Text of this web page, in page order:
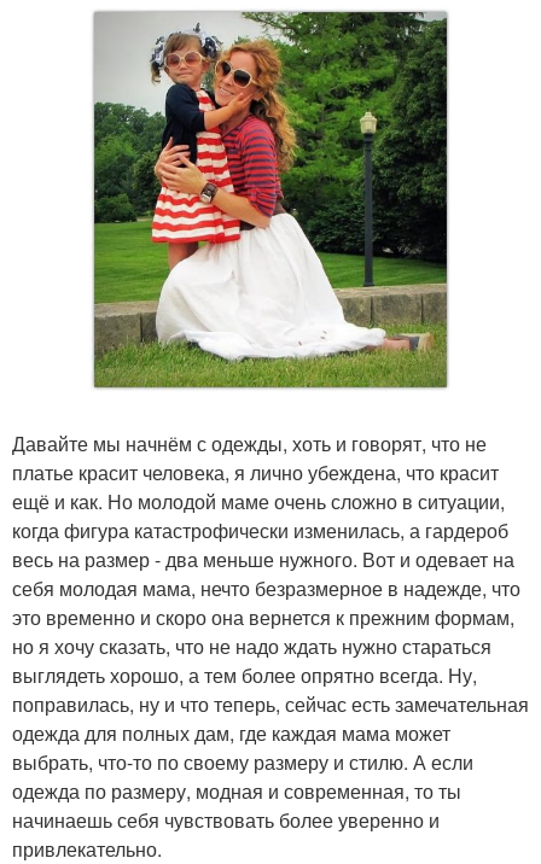
Давайте мы начнём с одежды, хоть и говорят, что не
платье красит человека, я лично убеждена, что красит
ещё и как. Но молодой маме очень сложно в ситуации,
когда фигура катастрофически изменилась, а гардероб
весь на размер - два меньше нужного. Вот и одевает на
себя молодая мама, нечто безразмерное в надежде, что
это временно и скоро она вернется к прежним формам,
но я хочу сказать, что не надо ждать нужно стараться
выглядеть хорошо, а тем более опрятно всегда. Ну,
поправилась, ну и что теперь, сейчас есть замечательная
одежда для полных дам, где каждая мама может
выбрать, что-то по своему размеру и стилю. А если
одежда по размеру, модная и современная, то ты
начинаешь себя чувствовать более уверенно и
привлекательно.